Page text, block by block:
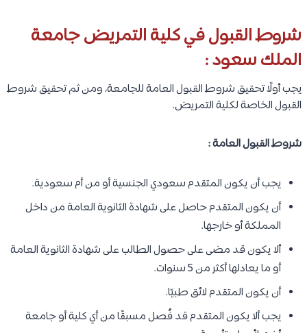
شروط القبول في كلية التمريض جامعة
الملك سعود :
يجب أولًا تحقيق شروط القبول العامة للجامعة، ومن ثم تحقيق شروط
القبول الخاصة لكلية التمريض.
شروط القبول العامة :
يجب أن يكون المتقدم سعودي الجنسية أو من أم سعودية.
أن يكون المتقدم حاصل على شهادة الثانوية العامة من داخل
المملكة أو خارجها.
ألا يكون قد مضى على حصول الطالب على شهادة الثانوية العامة
أو ما يعادلها أكثر من 5 سنوات.
أن يكون المتقدم لائق طبيًا.
يجب ألا يكون المتقدم قد فُصل مسبقًا من أي كلية أو جامعة